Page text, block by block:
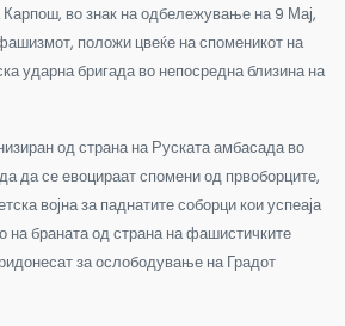
во знак на одбележување на 9 Мај,
положи цвеќе на споменикот на
ударна бригада во непосредна близина на
од страна на Руската амбасада во
да се евоцираат спомени од првоборците,
војна за паднатите соборци кои успеаја
на браната од страна на фашистичките
за ослободување на Градот